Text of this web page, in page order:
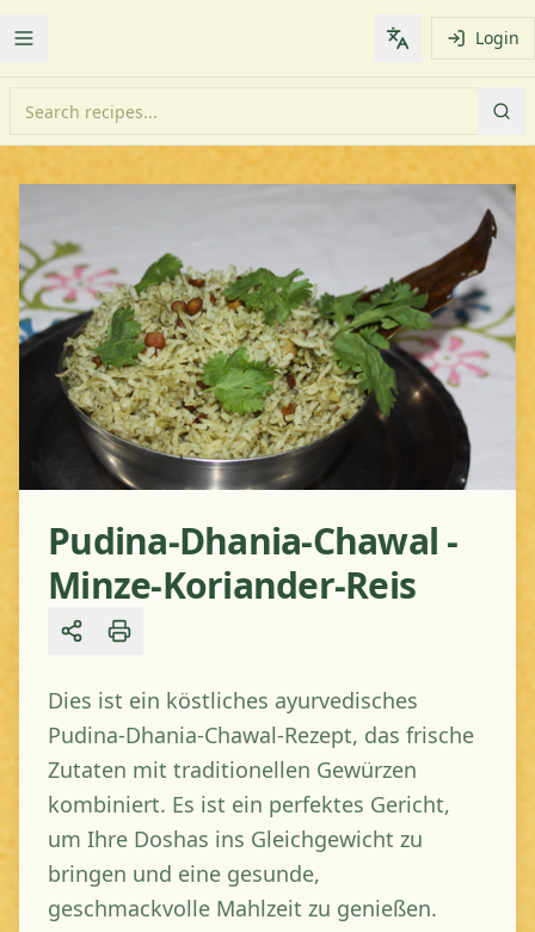
Toggle Menu Change Login
Pudina-Dhania-Chawal -
Minze-Koriander-Reis
Share
Dies ist ein köstliches ayurvedisches
Pudina-Dhania-Chawal-Rezept, das frische
Zutaten mit traditionellen Gewürzen
kombiniert. Es ist ein perfektes Gericht,
um Ihre Doshas ins Gleichgewicht zu
bringen und eine gesunde,
geschmackvolle Mahlzeit zu genießen.